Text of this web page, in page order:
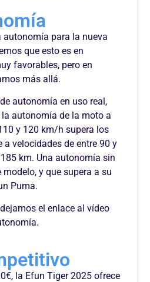
autonomía para la nueva
que esto es en
favorables, pero en
más allá.
autonomía en uso real,
autonomía de la moto a
y 120 km/h supera los
a velocidades de entre 90 y
km. Una autonomía sin
modelo, y que supera a su
Puma.
el enlace al vídeo
€, la Efun Tiger 2025 ofrece